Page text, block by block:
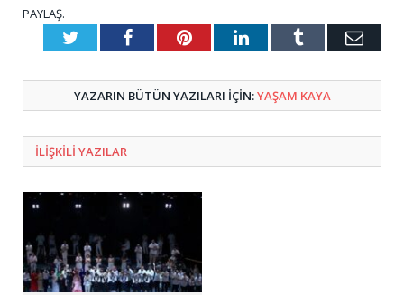
PAYLAŞ.
TwitterFacebookPinterestLinkedInTumblr E-
YAZARIN BÜTÜN YAZILARI IÇIN:YAŞAM KAYA
ILIŞKILI YAZILAR